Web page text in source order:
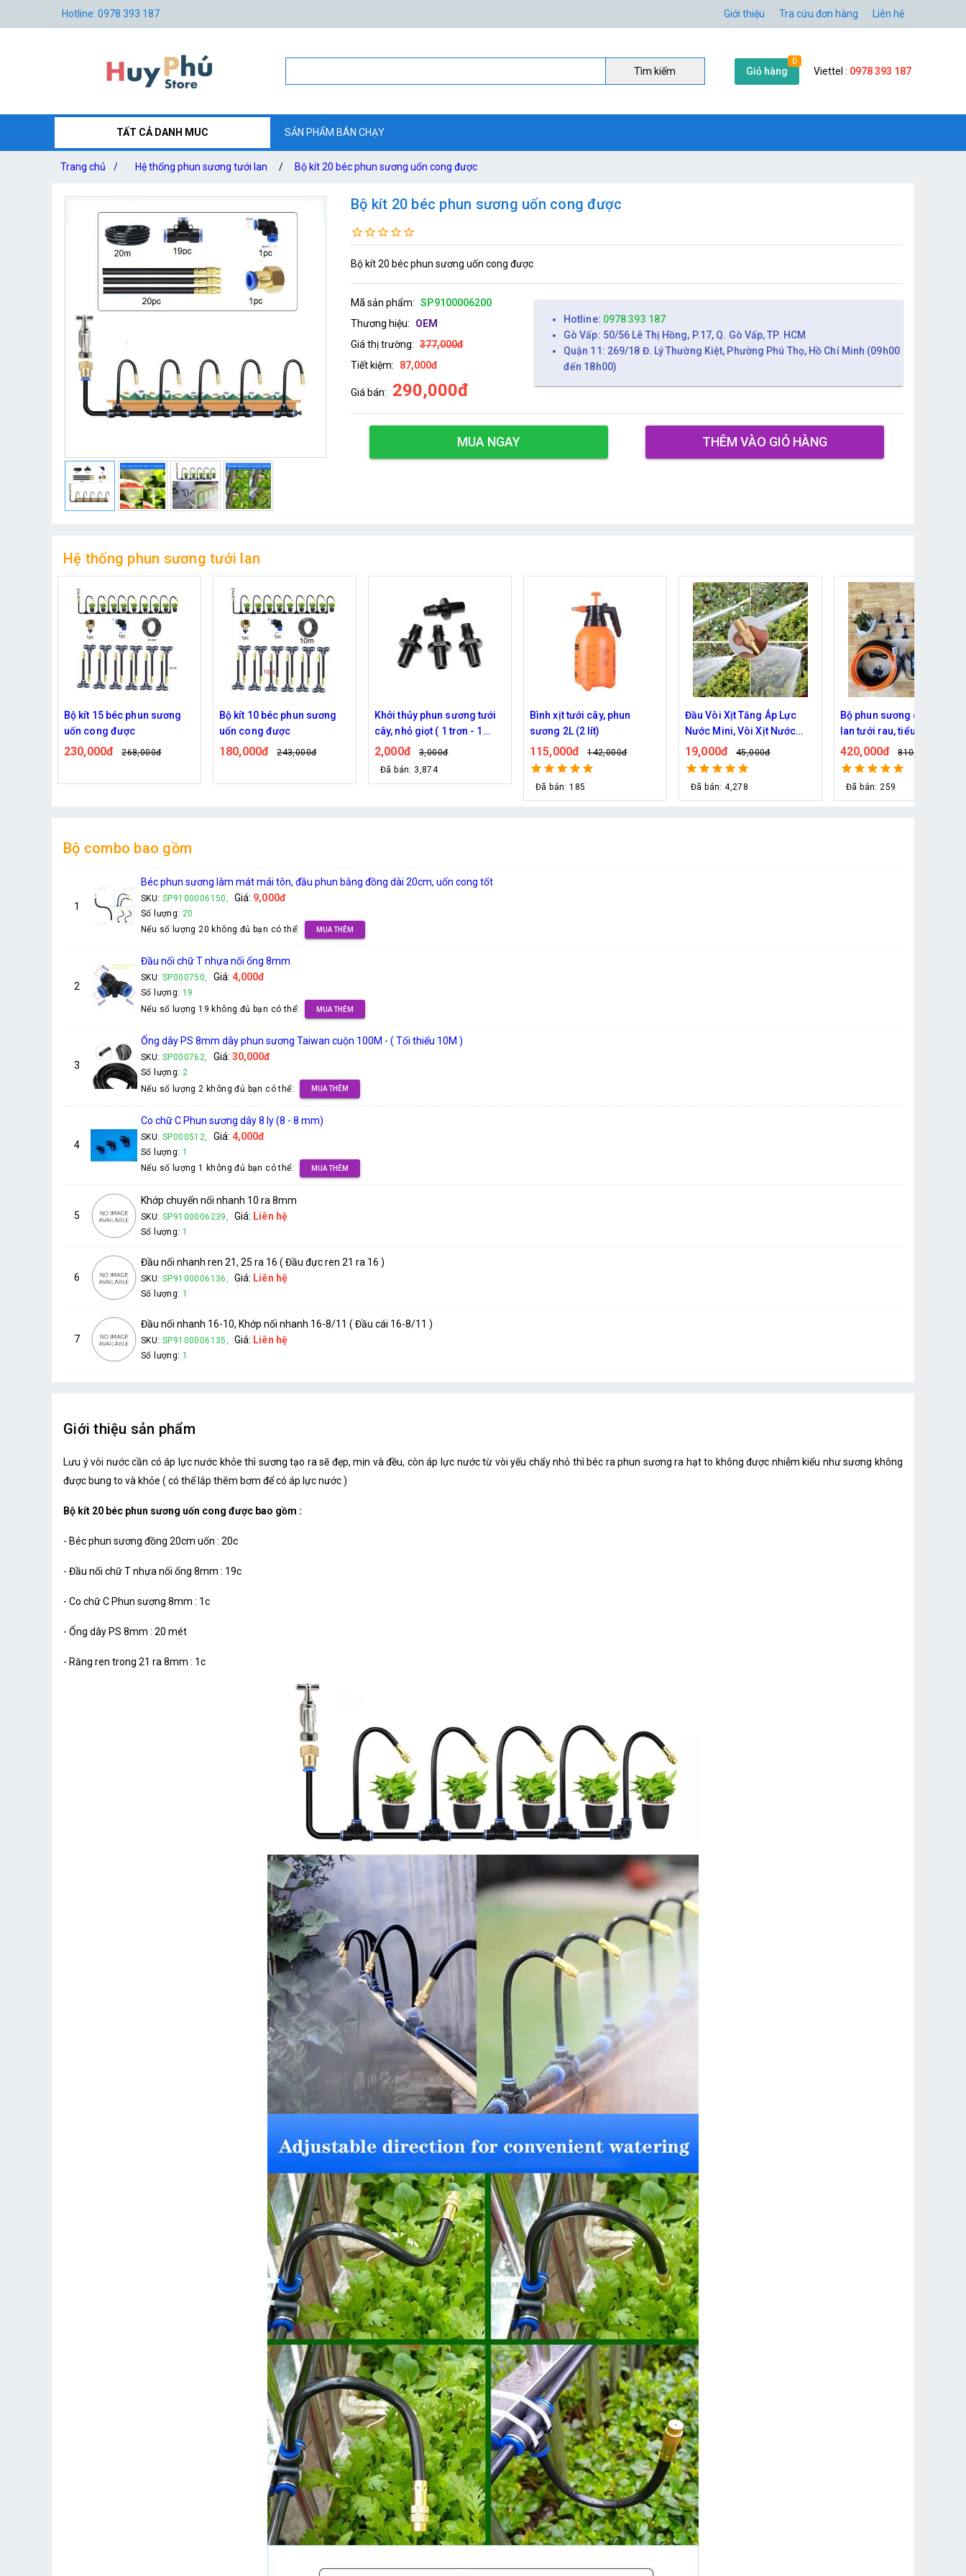
Hotline: 0978 393 187 Giới thiệu Tra cứu đơn hàng Liên hệ
Tìm kiếm Giỏ hàng
0
Viettel : 0978 393 187
TẤT CẢ DANH MUC SẢN PHẨM BÁN CHẠY
Trang chủ / Hệ thống phun sương tưới lan / Bộ kít 20 béc phun sương uốn cong được
Bộ kít 20 béc phun sương uốn cong được
Bộ kít 20 béc phun sương uốn cong được
Mã sản phẩm: SP9100006200
Thương hiệu:
OEM
Giá thị trường: 377,000đ
Tiết kiệm:
87,000đ
Giá bán: 290,000đ
Hotline: 0978 393 187
Gò Vấp: 50/56 Lê Thị Hồng, P.17, Q. Gò Vấp, TP. HCM
Quận 11: 269/18 Đ. Lý Thường Kiệt, Phường Phú Thọ, Hồ Chí Minh (09h00
đến 18h00)
MUA NGAY THÊM VÀO GIỎ HÀNG
Hệ thống phun sương tưới lan
Bộ kít 15 béc phun sương
uốn cong được
230,000đ 268,000đ
Bộ kít 10 béc phun sương
uốn cong được
180,000đ 243,000đ
Khởi thủy phun sương tưới
cây, nhỏ giọt ( 1 trơn - 1
ngạnh )
2,000đ
3,000đ
Đã bán: 3,874
Bình xịt tưới cây, phun
sương 2L (2 lít)
115,000đ 142,000đ
Đã bán: 185
Đầu Vòi Xịt Tăng Áp Lực
Nước Mini, Vòi Xịt Nước
Tăng Áp Đa Năng Bằng
Đồng Tưới Cây Rửa Xe Cực
19,000đ 45,000đ
Đã bán: 4,278
Bộ phun sương cho vườn
lan tưới rau, tiểu cảnh, làm
mát 10 béc phun trọn bộ
420,000đ 810,000đ
Đã bán: 259
Bộ combo bao gồm
1
Béc phun sương làm mát mái tôn, đầu phun bằng đồng dài 20cm, uốn cong tốt
SKU: SP9100006150, Giá: 9,000đ
Số lượng: 20
Nếu số lượng 20 không đủ bạn có thể:
MUA THÊM
2
Đầu nối chữ T nhựa nối ống 8mm
SKU: SP000750, Giá: 4,000đ
Số lượng: 19
Nếu số lượng 19 không đủ bạn có thể:
MUA THÊM
3
Ống dây PS 8mm dây phun sương Taiwan cuộn 100M - ( Tối thiểu 10M )
SKU: SP000762, Giá: 30,000đ
Số lượng: 2
Nếu số lượng 2 không đủ bạn có thể:
MUA THÊM
4
Co chữ C Phun sương dây 8 ly (8 - 8 mm)
SKU: SP000512, Giá: 4,000đ
Số lượng: 1
Nếu số lượng 1 không đủ bạn có thể:
MUA THÊM
5
Khớp chuyển nối nhanh 10 ra 8mm
SKU: SP9100006239, Giá: Liên hệ
Số lượng: 1
6
Đầu nối nhanh ren 21, 25 ra 16 ( Đầu đực ren 21 ra 16 )
SKU: SP9100006136, Giá: Liên hệ
Số lượng: 1
7
Đầu nối nhanh 16-10, Khớp nối nhanh 16-8/11 ( Đầu cái 16-8/11 )
SKU: SP9100006135, Giá: Liên hệ
Số lượng: 1
Giới thiệu sản phẩm
Lưu ý vòi nước cần có áp lực nước khỏe thì sương tạo ra sẽ đẹp, mịn và đều, còn áp lực nước từ vòi yếu chẩy nhỏ thì béc ra phun sương ra hạt to không được nhiễm kiểu như sương không
được bung to và khỏe ( có thể lắp thêm bơm để có áp lực nước )
Bộ kít 20 béc phun sương uốn cong được bao gồm :
- Béc phun sương đồng 20cm uốn : 20c
- Đầu nối chữ T nhựa nối ống 8mm : 19c
- Co chữ C Phun sương 8mm : 1c
- Ống dây PS 8mm : 20 mét
- Răng ren trong 21 ra 8mm : 1c